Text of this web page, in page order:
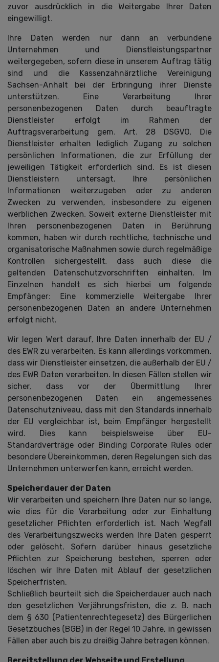
zuvor ausdrücklich in die Weitergabe Ihrer Daten
eingewilligt.
Ihre Daten werden nur dann an verbundene
Unternehmen und Dienstleistungspartner
weitergegeben, sofern diese in unserem Auftrag tätig
sind und die Kassenzahnärztliche Vereinigung
Sachsen-Anhalt bei der Erbringung ihrer Dienste
unterstützen. Eine Verarbeitung Ihrer
personenbezogenen Daten durch beauftragte
Dienstleister erfolgt im Rahmen der
Auftragsverarbeitung gem. Art. 28 DSGVO. Die
Dienstleister erhalten lediglich Zugang zu solchen
persönlichen Informationen, die zur Erfüllung der
jeweiligen Tätigkeit erforderlich sind. Es ist diesen
Dienstleistern untersagt, Ihre persönlichen
Informationen weiterzugeben oder zu anderen
Zwecken zu verwenden, insbesondere zu eigenen
werblichen Zwecken. Soweit externe Dienstleister mit
Ihren personenbezogenen Daten in Berührung
kommen, haben wir durch rechtliche, technische und
organisatorische Maßnahmen sowie durch regelmäßige
Kontrollen sichergestellt, dass auch diese die
geltenden Datenschutzvorschriften einhalten. Im
Einzelnen handelt es sich hierbei um folgende
Empfänger: Eine kommerzielle Weitergabe Ihrer
personenbezogenen Daten an andere Unternehmen
erfolgt nicht.
Wir legen Wert darauf, Ihre Daten innerhalb der EU /
des EWR zu verarbeiten. Es kann allerdings vorkommen,
dass wir Dienstleister einsetzen, die außerhalb der EU /
des EWR Daten verarbeiten. In diesen Fällen stellen wir
sicher, dass vor der Übermittlung Ihrer
personenbezogenen Daten ein angemessenes
Datenschutzniveau, dass mit den Standards innerhalb
der EU vergleichbar ist, beim Empfänger hergestellt
wird. Dies kann beispielsweise über EU-
Standardverträge oder Binding Corporate Rules oder
besondere Übereinkommen, deren Regelungen sich das
Unternehmen unterwerfen kann, erreicht werden.
Speicherdauer der Daten
Wir verarbeiten und speichern Ihre Daten nur so lange,
wie dies für die Verarbeitung oder zur Einhaltung
gesetzlicher Pflichten erforderlich ist. Nach Wegfall
des Verarbeitungszwecks werden Ihre Daten gesperrt
oder gelöscht. Sofern darüber hinaus gesetzliche
Pflichten zur Speicherung bestehen, sperren oder
löschen wir Ihre Daten mit Ablauf der gesetzlichen
Speicherfristen.
Schließlich beurteilt sich die Speicherdauer auch nach
den gesetzlichen Verjährungsfristen, die z. B. nach
dem § 630 (Patientenrechtegesetz) des Bürgerlichen
Gesetzbuches (BGB) in der Regel 10 Jahre, in gewissen
Fällen aber auch bis zu dreißig Jahre betragen können.